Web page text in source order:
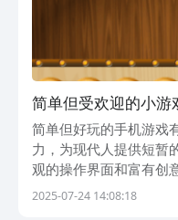
简单但受欢迎的小游
游戏下载盘点
简单但好玩的手机游戏
力，为现代人提供短暂
观的操作界面和富有创
过程就能快速上手，特
2025-07-24 14:08:18